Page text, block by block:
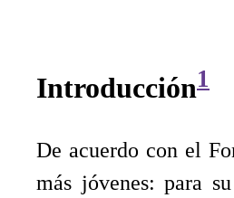
Introducción1
De acuerdo con el
más jóvenes: para